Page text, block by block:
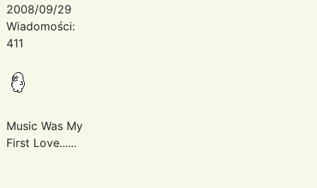
2008/09/29
Wiadomości:
411
Music Was My
First Love......